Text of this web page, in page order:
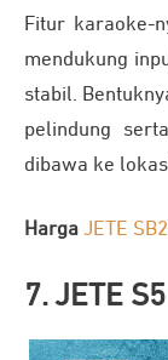
Fitur karaoke-
mendukung
stabil.
pelindung
dibawa ke
Harga JETE SB2
7. JETE